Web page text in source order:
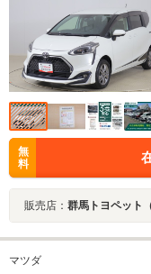
無
料
販売店： 群馬トヨペット
マツダ